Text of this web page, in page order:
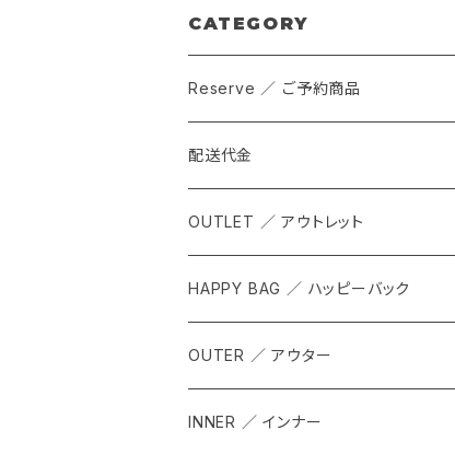
CATEGORY
Reserve ／ ご予約商品
配送代金
OUTLET ／ アウトレット
HAPPY BAG ／ ハッピーバック
OUTER ／ アウター
INNER ／ インナー